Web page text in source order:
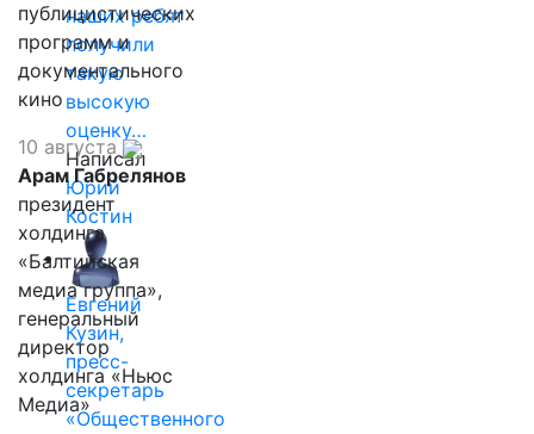
наших ребят
получили
такую
высокую
оценку…
Написал
Юрий
Костин
Евгений
Кузин,
пресс-
секретарь
«Общественного
публицистических
программ и
документального
кино
10 августа
Арам Габрелянов
президент
холдинга
«Балтийская
медиа группа»,
генеральный
директор
холдинга «Ньюс
Медиа»